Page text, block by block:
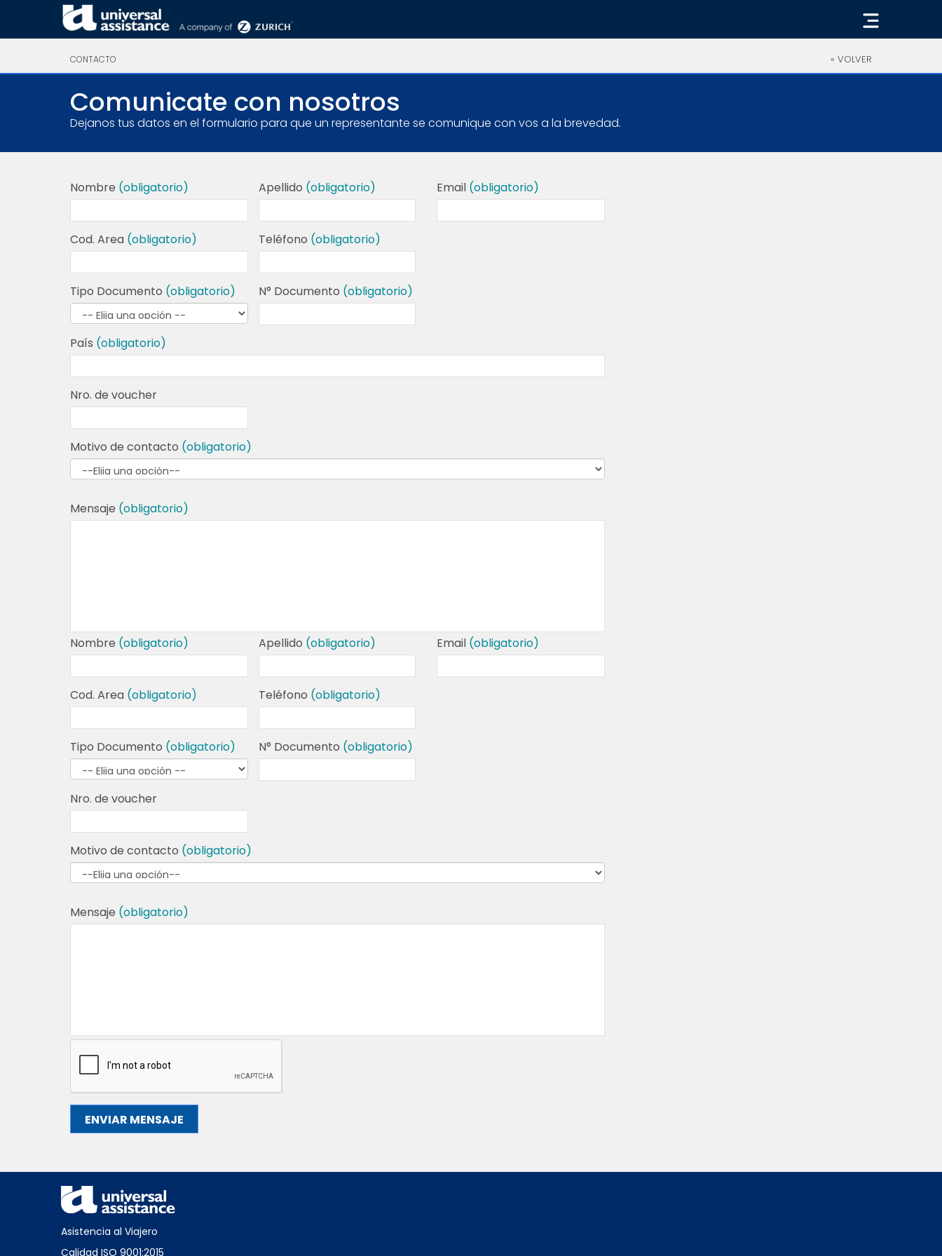
CONTACTO « VOLVER
Comunicate con nosotros
Dejanos tus datos en el formulario para que un representante se comunique con vos a la brevedad.
Nombre (obligatorio) Apellido (obligatorio) Email (obligatorio)
Cod. Area (obligatorio) Teléfono (obligatorio)
Tipo Documento (obligatorio) N° Documento (obligatorio)
País (obligatorio)
Nro. de voucher
Motivo de contacto (obligatorio)
Mensaje (obligatorio)
Nombre (obligatorio) Apellido (obligatorio) Email (obligatorio)
Cod. Area (obligatorio) Teléfono (obligatorio)
Tipo Documento (obligatorio) N° Documento (obligatorio)
Nro. de voucher
Motivo de contacto (obligatorio)
Mensaje (obligatorio)
Asistencia al Viajero
Calidad ISO 9001:2015